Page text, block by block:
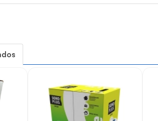
JACK RJ45 FURUKAWA MULTILAN
em sistemas compatíveis.
e reposições técnicas.
dos pontos de conexão.
padrão de conexão informado no título.
que exigem compatibilidade com a